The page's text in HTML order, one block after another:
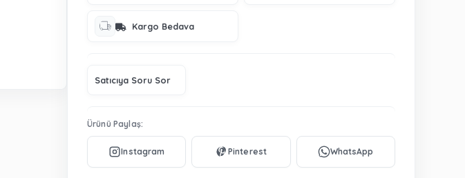
Kargo Bedava
Satıcıya Soru Sor
Ürünü Paylaş: